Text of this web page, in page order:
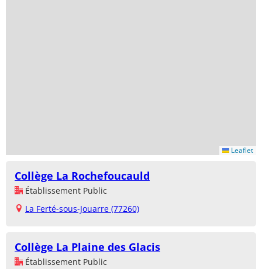
Leaflet
Collège La Rochefoucauld
Établissement Public
La Ferté-sous-Jouarre (77260)
Collège La Plaine des Glacis
Établissement Public